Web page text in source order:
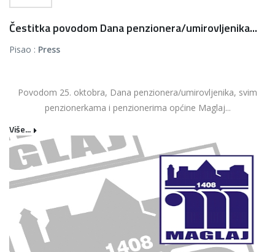
Čestitka povodom Dana penzionera/umirovljenika...
Pisao : Press
Povodom 25. oktobra, Dana penzionera/umirovljenika, svim
penzionerkama i penzionerima općine Maglaj...
Više...